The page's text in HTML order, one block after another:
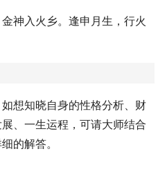
神入火乡。逢申月生，行火
想知晓自身的性格分析、财
、一生运程，可请大师结合
的解答。